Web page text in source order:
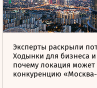
Эксперты раскрыли
Ходынки для бизнеса
почему локация может
конкуренцию